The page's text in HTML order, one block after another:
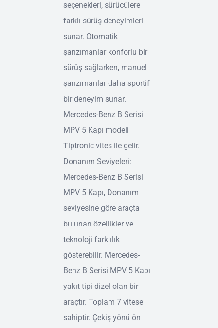
seçenekleri, sürücülere
farklı sürüş deneyimleri
sunar. Otomatik
şanzımanlar konforlu bir
sürüş sağlarken, manuel
şanzımanlar daha sportif
bir deneyim sunar.
Mercedes-Benz B Serisi
MPV 5 Kapı modeli
Tiptronic vites ile gelir.
Donanım Seviyeleri:
Mercedes-Benz B Serisi
MPV 5 Kapı, Donanım
seviyesine göre araçta
bulunan özellikler ve
teknoloji farklılık
gösterebilir. Mercedes-
Benz B Serisi MPV 5 Kapı
yakıt tipi dizel olan bir
araçtır. Toplam 7 vitese
sahiptir. Çekiş yönü ön